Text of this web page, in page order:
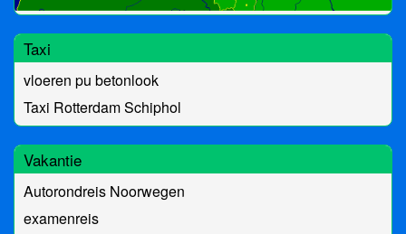
Taxi
vloeren pu betonlook
Taxi Rotterdam Schiphol
Vakantie
Autorondreis Noorwegen
examenreis